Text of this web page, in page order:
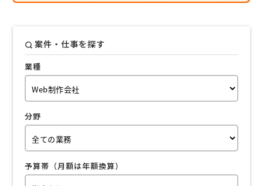
案件・仕事を探す
業種
分野
予算帯（月額は年額換算）